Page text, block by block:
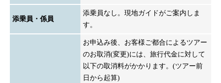
添乗員・係員
添乗員なし。現地ガイドがご案内しま
す。
お申込み後、お客様ご都合によるツアー
のお取消(変更)には、旅行代金に対して
以下の取消料がかかります。(ツアー前
日から起算)